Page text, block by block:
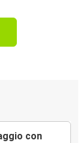
con